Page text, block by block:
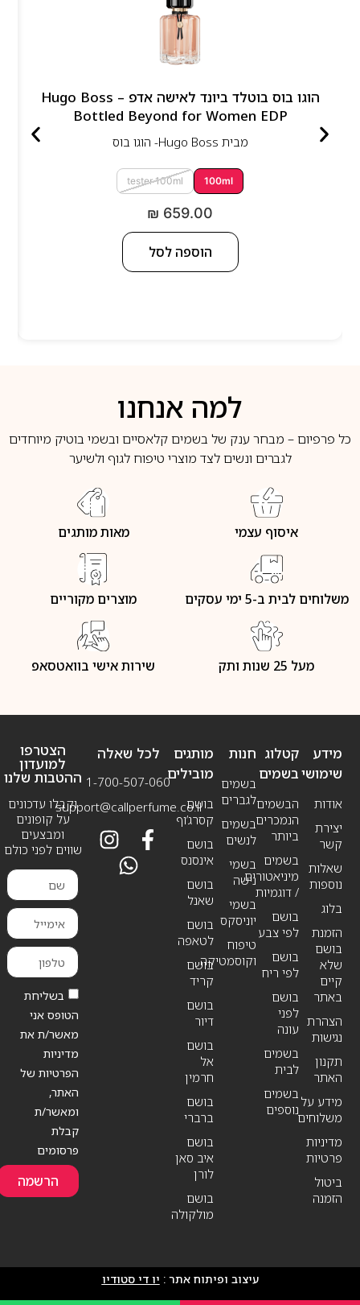
הוגו בוס בוטלד ביונד לאישה אדפ – Hugo Boss
Bottled Beyond for Women EDP
מבית Hugo Boss- הוגו בוס
100ml
tester 100ml
₪ 659.00
הוספה לסל
למה אנחנו
כל פרפיום – מבחר ענק של בשמים קלאסיים ובשמי בוטיק מיוחדים
לגברים ונשים לצד מוצרי טיפוח לגוף ולשיער
איסוף עצמי מאות מותגים
משלוחים לבית ב-5 ימי עסקים מוצרים מקוריים
מעל 25 שנות ותק שירות אישי בוואטסאפ
מידע
שימושי
אודות
יצירת
קשר
שאלות
נוספות
בלוג
הזמנת
בושם
שלא
קיים
באתר
הצהרת
נגישות
תקנון
האתר
מידע על
משלוחים
מדיניות
פרטיות
ביטול
הזמנה
חנות
בשמים
לגברים
בשמים
לנשים
בשמי
נישה
בשמי
יוניסקס
טיפוח
וקוסמטיקה
קטלוג
בשמים
הבשמים
הנמכרים
ביותר
בשמים
מיניאטורים
/ דוגמיות
בושם
לפי צבע
בושם
לפי ריח
בושם
לפני
עונה
בשמים
לבית
בשמים
נוספים
מותגים
מובילים
בושם
קסרג’וף
בושם
אינסנס
בושם
שאנל
בושם
לטאפה
בושם
קריד
בושם
דיור
בושם
אל
חרמין
בושם
ברברי
בושם
איב סאן
לורן
בושם
מולקולה
לכל שאלה
1-700-507-060
support@callperfume.co.il
הצטרפו
למועדון
ההטבות שלנו
וקבלו עדכונים
על קופונים
ומבצעים
שווים לפני כולם
בשליחת
הטופס אני
מאשר/ת את
מדיניות
הפרטיות של
האתר,
ומאשר/ת
קבלת
פרסומים
הרשמה
עיצוב ופיתוח אתר : יו די סטודיו